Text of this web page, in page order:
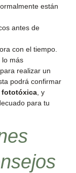
están
antes de
con el tiempo.
lo más
realizar un
podrá confirmar
fototóxica , y
para tu